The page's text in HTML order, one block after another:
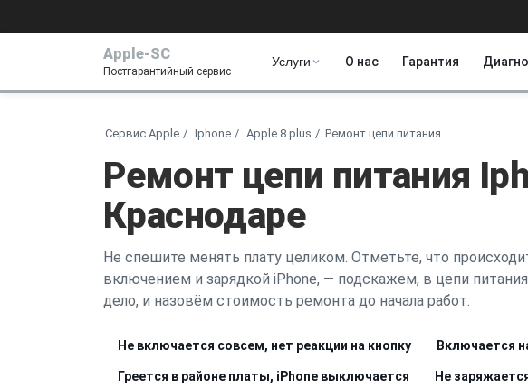
Apple-SC
Постгарантийный сервис
Услуги О нас Гарантия
Сервис Apple Iphone Apple 8 plus Ремонт цепи питания
Ремонт цепи питания
Краснодаре
Не спешите менять плату целиком. Отметьте, что
включением и зарядкой iPhone, — подскажем, в цепи
дело, и назовём стоимость ремонта до начала работ.
Не включается совсем, нет реакции на кнопку Включается
Греется в районе платы, iPhone выключается Не